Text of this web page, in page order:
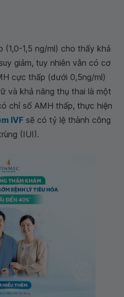
(1,0-1,5 ng/ml) cho thấy khả
giảm, tuy nhiên vẫn có cơ
cực thấp (dưới 0,5ng/ml)
và khả năng thụ thai là một
chỉ số AMH thấp, thực hiện
IVF sẽ có tỷ lệ thành công
(IUI).